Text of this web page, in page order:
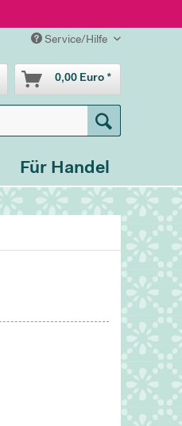
Service/Hilfe
0,00 Euro *
Für Handel